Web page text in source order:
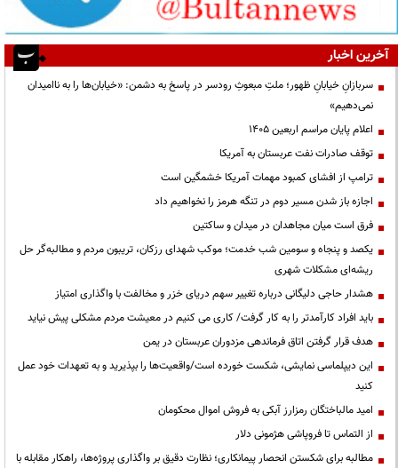
آخرین اخبار
سربازانِ خیابانِ ظهور؛ ملتِ مبعوثِ رودسر در پاسخ به دشمن: «خیابان‌ها را به ناامیدان
نمی‌دهیم»
اعلام پایان مراسم اربعین ۱۴۰۵
توقف صادرات نفت عربستان به آمریکا
ترامپ از افشای کمبود مهمات آمریکا خشمگین است
اجازه باز شدن مسیر دوم در تنگه هرمز را نخواهیم داد
فرق است میان مجاهدان در میدان و ساکتین
یکصد و پنجاه و سومین شب خدمت؛ موکب شهدای رزکان، تریبون مردم و مطالبه‌گر حل
ریشه‌ای مشکلات شهری
هشدار حاجی دلیگانی درباره تغییر سهم دریای خزر و مخالفت با واگذاری امتیاز
باید افراد کارآمدتر را به کار گرفت/ کاری می کنیم در معیشت مردم مشکلی پیش نیاید
هدف قرار گرفتن اتاق‌ فرماندهی مزدوران عربستان در یمن
این دیپلماسی نمایشی، شکست خورده است/واقعیت‌ها را بپذیرید و به تعهدات خود عمل
کنید
امید مالباختگان رمزارز آبکی به فروش اموال محکومان
از التماس تا فروپاشی هژمونی دلار
مطالبه برای شکستن انحصار پیمانکاری؛ نظارت دقیق بر واگذاری پروژه‌ها، راهکار مقابله با